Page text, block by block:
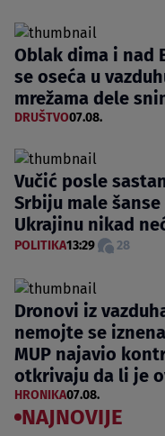
Oblak dima i nad
se oseća u
mrežama dele
DRUŠTVO07.08.
Vučić posle
Srbiju male šanse
Ukrajinu nikad
POLITIKA13:29 28
Dronovi iz
nemojte se
MUP najavio
otkrivaju da li je
HRONIKA07.08.
NAJNOVIJE